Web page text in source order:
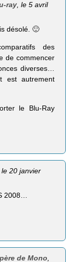
ray, le 5 avril
désolé. 🙂
des
de commencer
diverses…
est autrement
le Blu-Ray
, le 20 janvier
2008…
de Mono